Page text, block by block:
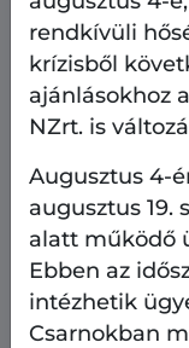
Heti kulturális
Heti
2026-ban is
2026.08.6.
rendkívüli
krízisből
ajánlásokhoz
NZrt. is
Augusztus 4-
augusztus 19.
alatt működő
Ebben az
intézhetik
Csarnokban